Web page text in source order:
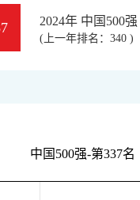
2024年 中国500强
(上一年排名：340 )
中国500强-第337名